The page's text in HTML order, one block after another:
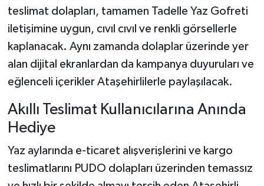
teslimat dolapları, tamamen Tadelle Yaz Gofreti
iletişimine uygun, cıvıl cıvıl ve renkli görsellerle
kaplanacak. Aynı zamanda dolaplar üzerinde yer
alan dijital ekranlardan da kampanya duyuruları ve
eğlenceli içerikler Ataşehirlilerle paylaşılacak.
Akıllı Teslimat Kullanıcılarına Anında
Hediye
Yaz aylarında e-ticaret alışverişlerini ve kargo
teslimatlarını PUDO dolapları üzerinden temassız